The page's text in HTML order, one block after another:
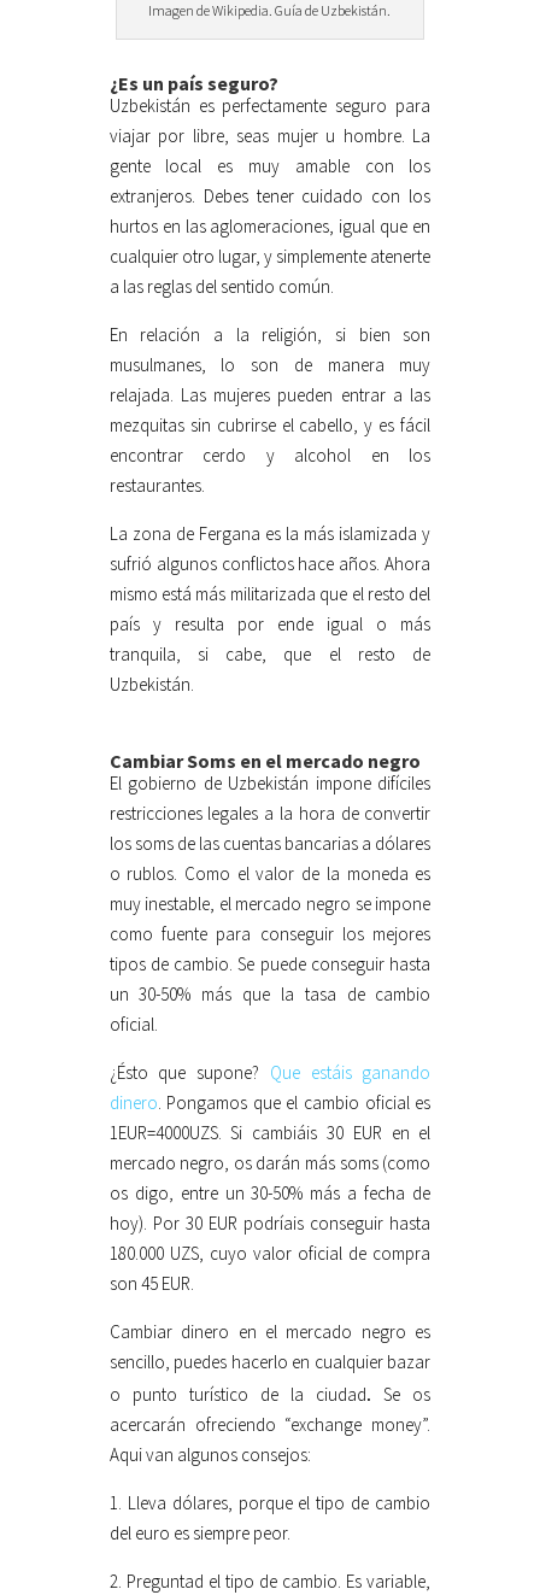
Imagen de Wikipedia. Guía de Uzbekistán.
¿Es un país seguro?
Uzbekistán es perfectamente seguro para
viajar por libre, seas mujer u hombre. La
gente local es muy amable con los
extranjeros. Debes tener cuidado con los
hurtos en las aglomeraciones, igual que en
cualquier otro lugar, y simplemente atenerte
a las reglas del sentido común.
En relación a la religión, si bien son
musulmanes, lo son de manera muy
relajada. Las mujeres pueden entrar a las
mezquitas sin cubrirse el cabello, y es fácil
encontrar cerdo y alcohol en los
restaurantes.
La zona de Fergana es la más islamizada y
sufrió algunos conflictos hace años. Ahora
mismo está más militarizada que el resto del
país y resulta por ende igual o más
tranquila, si cabe, que el resto de
Uzbekistán.
Cambiar Soms en el mercado negro
El gobierno de Uzbekistán impone difíciles
restricciones legales a la hora de convertir
los soms de las cuentas bancarias a dólares
o rublos. Como el valor de la moneda es
muy inestable, el mercado negro se impone
como fuente para conseguir los mejores
tipos de cambio. Se puede conseguir hasta
un 30-50% más que la tasa de cambio
oficial.
¿Ésto que supone? Que estáis ganando
dinero. Pongamos que el cambio oficial es
1EUR=4000UZS. Si cambiáis 30 EUR en el
mercado negro, os darán más soms (como
os digo, entre un 30-50% más a fecha de
hoy). Por 30 EUR podríais conseguir hasta
180.000 UZS, cuyo valor oficial de compra
son 45 EUR.
Cambiar dinero en el mercado negro es
sencillo, puedes hacerlo en cualquier bazar
o punto turístico de la ciudad. Se os
acercarán ofreciendo “exchange money”.
Aqui van algunos consejos:
1. Lleva dólares, porque el tipo de cambio
del euro es siempre peor.
2. Preguntad el tipo de cambio. Es variable,